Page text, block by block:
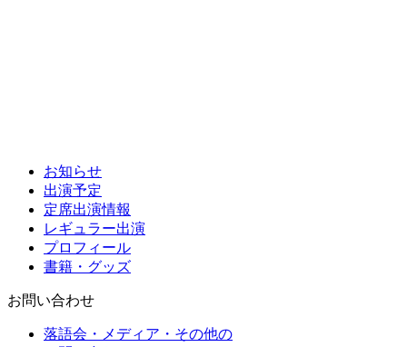
お知らせ
出演予定
定席出演情報
レギュラー出演
プロフィール
書籍・グッズ
お問い合わせ
落語会・メディア・その他の